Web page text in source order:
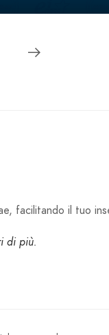
facilitando il tuo
di più.